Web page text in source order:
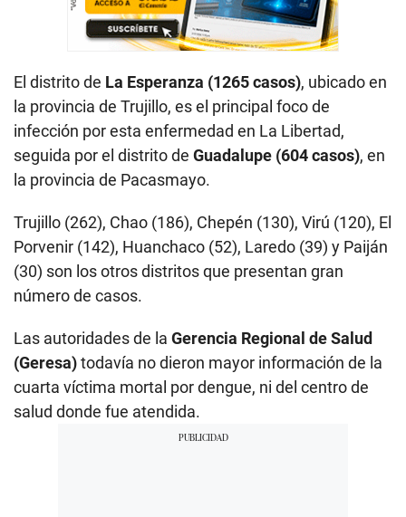
El distrito de La Esperanza (1265 casos), ubicado en
la provincia de Trujillo, es el principal foco de
infección por esta enfermedad en La Libertad,
seguida por el distrito de Guadalupe (604 casos), en
la provincia de Pacasmayo.
Trujillo (262), Chao (186), Chepén (130), Virú (120), El
Porvenir (142), Huanchaco (52), Laredo (39) y Paiján
(30) son los otros distritos que presentan gran
número de casos.
Las autoridades de la Gerencia Regional de Salud
(Geresa)todavía no dieron mayor información de la
cuarta víctima mortal por dengue, ni del centro de
salud donde fue atendida.